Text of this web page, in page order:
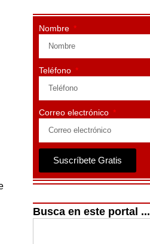
Nombre
Teléfono
Correo electrónico
Suscríbete Gratis
Busca en este portal ...